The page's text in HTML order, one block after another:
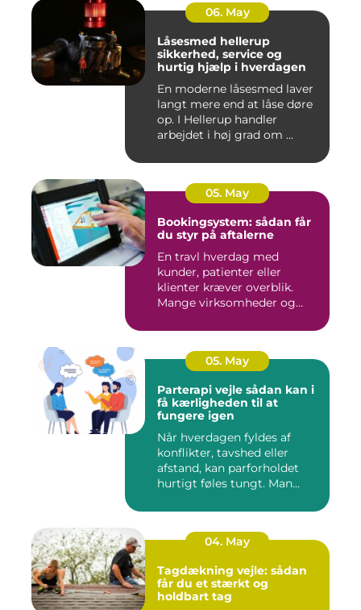
06. May
Låsesmed hellerup
sikkerhed, service og
hurtig hjælp i hverdagen
En moderne låsesmed laver
langt mere end at låse døre
op. I Hellerup handler
arbejdet i høj grad om ...
05. May
Bookingsystem: sådan får
du styr på aftalerne
En travl hverdag med
kunder, patienter eller
klienter kræver overblik.
Mange virksomheder og
05. May
Parterapi vejle sådan kan i
få kærligheden til at
fungere igen
Når hverdagen fyldes af
konflikter, tavshed eller
afstand, kan parforholdet
hurtigt føles tungt. Man...
04. May
Tagdækning vejle: sådan
får du et stærkt og
holdbart tag